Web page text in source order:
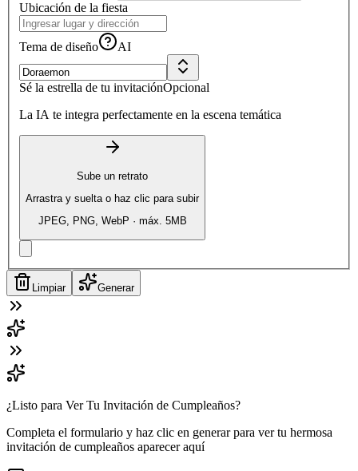
Ubicación de la fiesta
Tema de diseño AI
Sé la estrella de tu invitaciónOpcional
La IA te integra perfectamente en la escena temática
Sube un retrato
Arrastra y suelta o haz clic para subir
JPEG, PNG, WebP · máx. 5MB
Limpiar Generar
¿Listo para Ver Tu Invitación de Cumpleaños?
Completa el formulario y haz clic en generar para ver tu hermosa
invitación de cumpleaños aparecer aquí